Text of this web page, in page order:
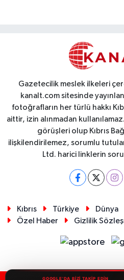
Gazetecilik meslek ilkeleri
kanalt.com sitesinde
fotoğrafların her türlü hakkı
aittir, izin alınmadan
görüşleri olup Kıbrıs
ilişkilendirilemez, sorumlu
Ltd. harici linklerin
Kıbrıs Türkiye Dünya
Özel Haber
Gizlilik
GOOGLE'DA BİZİ TAKİP EDİN